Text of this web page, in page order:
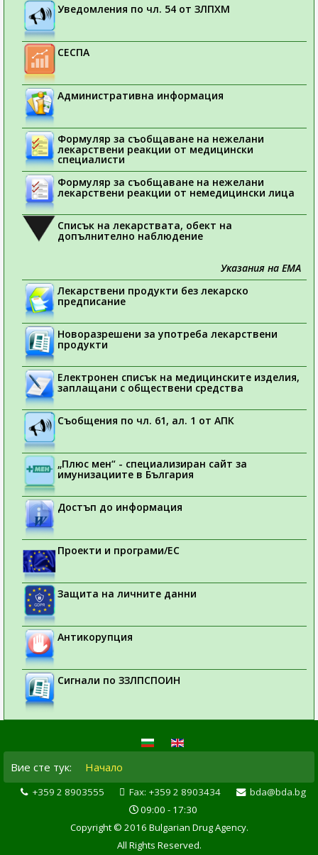
Уведомления по чл. 54 от ЗЛПХМ
СЕСПА
Административна информация
Формуляр за съобщаване на нежелани
лекарствени реакции от медицински
специалисти
Формуляр за съобщаване на нежелани
лекарствени реакции от немедицински лица
Списък на лекарствата, обект на
допълнително наблюдение
Указания на ЕМА
Лекарствени продукти без лекарско
предписание
Новоразрешени за употреба лекарствени
продукти
Електронен списък на медицинските изделия,
заплащани с обществени средства
Съобщения по чл. 61, ал. 1 от АПК
„Плюс мен“ - специализиран сайт за
имунизациите в България
Достъп до информация
Проекти и програми/ЕС
Защита на личните данни
Антикорупция
Сигнали по ЗЗЛПСПОИН
Вие сте тук: Начало
+359 2 8903555 Fax: +359 2 8903434
bda@bda.bg
09:00 - 17:30
Copyright © 2016 Bulgarian Drug Agency.
All Rights Reserved.